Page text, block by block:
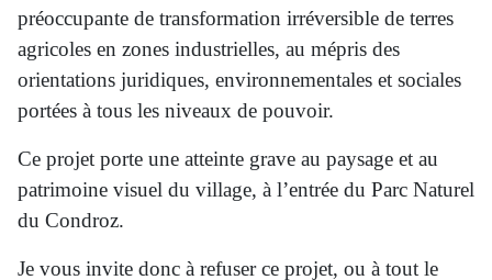
préoccupante de transformation irréversible de terres
agricoles en zones industrielles, au mépris des
orientations juridiques, environnementales et sociales
portées à tous les niveaux de pouvoir.
Ce projet porte une atteinte grave au paysage et au
patrimoine visuel du village, à l’entrée du Parc Naturel
du Condroz.
Je vous invite donc à refuser ce projet, ou à tout le